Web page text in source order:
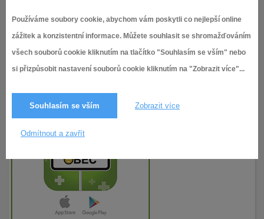
Používáme soubory cookie, abychom vám poskytli co nejlepší online
zážitek a konzistentní informace. Můžete souhlasit se shromažďováním
všech souborů cookie kliknutím na tlačítko "Souhlasím se vším" nebo
si přizpůsobit nastavení souborů cookie kliknutím na "Zobrazit více"...
Souhlasím se vším Zobrazit více
Odmítnout a zavřít